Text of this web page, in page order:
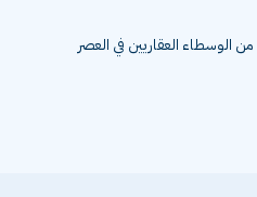
يفشل 90% من الوسطاء العقاريين في العصر